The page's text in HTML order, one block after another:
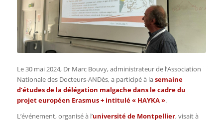
Le 30 mai 2024, Dr Marc Bouvy,administrateur de l’Association
Nationale des Docteurs-ANDès, a participé à lasemaine
d’études de la délégation malgache dans le cadre du
projet européen Erasmus + intitulé « HAYKA ».
L’événement, organisé à l’université de Montpellier, visait à